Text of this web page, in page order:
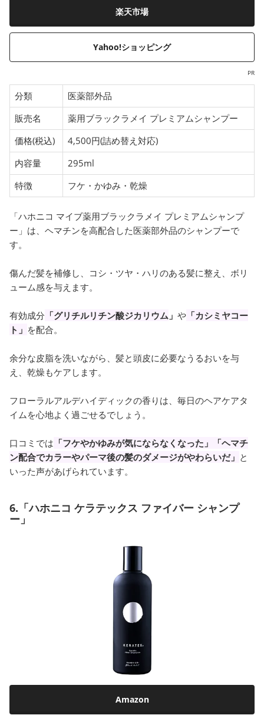
楽天市場
Yahoo!ショッピング
PR
分類
医薬部外品
販売名
薬用ブラックラメイ プレミアムシャンプー
価格(税込)
4,500円(詰め替え対応)
内容量
295ml
特徴
フケ・かゆみ・乾燥
「ハホニコ マイブ薬用ブラックラメイ プレミアムシャンプ
ー」は、ヘマチンを高配合した医薬部外品のシャンプーで
す。
傷んだ髪を補修し、コシ・ツヤ・ハリのある髪に整え、ボリ
ューム感を与えます。
有効成分 「グリチルリチン酸ジカリウム 」 や 「カシミヤコー
ト」 を配合。
余分な皮脂を洗いながら、髪と頭皮に必要なうるおいを与
え、乾燥もケアします。
フローラルアルデハイディックの香りは、毎日のヘアケアタ
イムを心地よく過ごせるでしょう。
口コミでは 「フケやかゆみが気にならなくなった」「ヘマチ
ン配合でカラーやパーマ後の髪のダメージがやわらいだ」 と
いった声があげられています。
6.「ハホニコ ケラテックス ファイバー シャンプ
ー」
Amazon